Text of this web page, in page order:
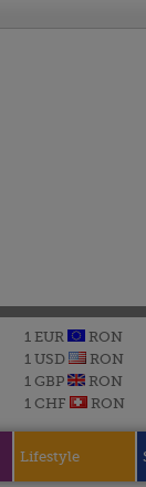
1 EUR
RON
1 USD
RON
1 GBP
RON
1 CHF
RON
Lifestyle